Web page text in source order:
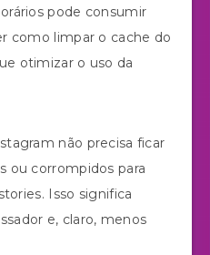
pode consumir
como limpar o cache do
otimizar o uso da
não precisa ficar
ou corrompidos para
Isso significa
e, claro, menos